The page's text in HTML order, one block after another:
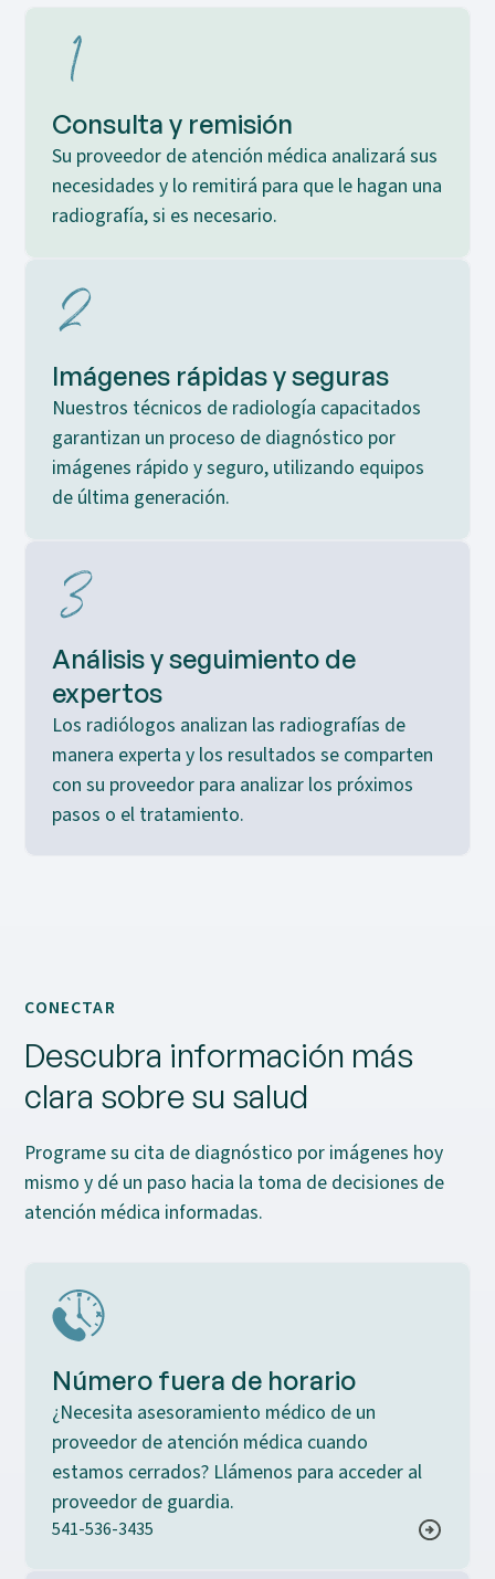
Consulta y remisión
Su proveedor de atención médica analizará sus
necesidades y lo remitirá para que le hagan una
radiografía, si es necesario.
Imágenes rápidas y seguras
Nuestros técnicos de radiología capacitados
garantizan un proceso de diagnóstico por
imágenes rápido y seguro, utilizando equipos
de última generación.
Análisis y seguimiento de
expertos
Los radiólogos analizan las radiografías de
manera experta y los resultados se comparten
con su proveedor para analizar los próximos
pasos o el tratamiento.
CONECTAR
Descubra información más
clara sobre su salud
Programe su cita de diagnóstico por imágenes hoy
mismo y dé un paso hacia la toma de decisiones de
atención médica informadas.
Número fuera de horario
¿Necesita asesoramiento médico de un
proveedor de atención médica cuando
estamos cerrados? Llámenos para acceder al
proveedor de guardia.
541-536-3435